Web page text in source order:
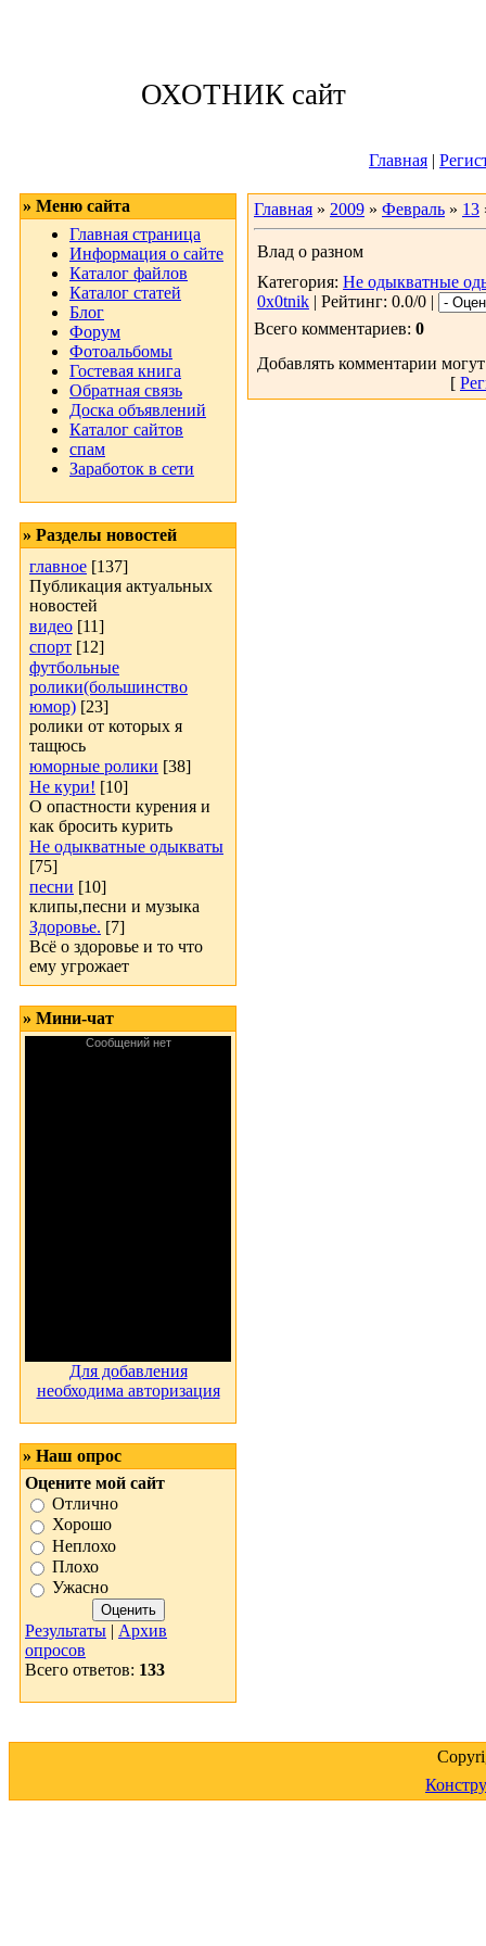
ОХОТНИК сайт
Главная |
» Меню сайта
Главная страница
Информация о сайте
Каталог файлов
Каталог статей
Блог
Форум
Фотоальбомы
Гостевая книга
Обратная связь
Доска объявлений
Каталог сайтов
спам
Заработок в сети
» Разделы новостей
главное [137]
Публикация актуальных
новостей
видео [11]
спорт [12]
футбольные
ролики(большинство
юмор) [23]
ролики от которых я
тащюсь
юморные ролики [38]
Не кури! [10]
О опастности курения и
как бросить курить
Не одыкватные одыкваты
[75]
песни [10]
клипы,песни и музыка
Здоровье. [7]
Всё о здоровье и то что
ему угрожает
» Мини-чат
Для добавления
необходима авторизация
» Наш опрос
Оцените мой сайт
Отлично
Хорошо
Неплохо
Плохо
Ужасно
Результаты | Архив
опросов
Всего ответов: 133
Главная » 2009 » Февраль » 13
Влад о разном
Категория: Не одыкватные
0x0tnik | Рейтинг: 0.0/0 |
Всего комментариев: 0
Добавлять комментарии
[